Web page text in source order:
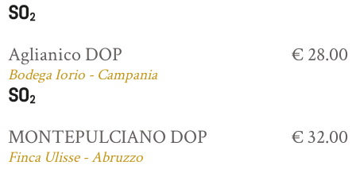
Aglianico DOP
Bodega Iorio - Campania
€ 28.00
MONTEPULCIANO DOP
Finca Ulisse - Abruzzo
€ 32.00